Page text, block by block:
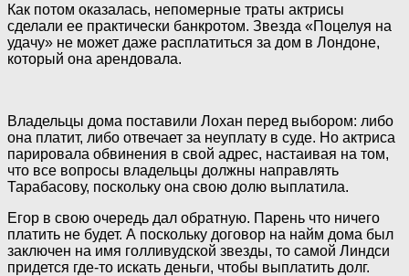
Как потом оказалась, непомерные траты актрисы
сделали ее практически банкротом. Звезда «Поцелуя на
удачу» не может даже расплатиться за дом в Лондоне,
который она арендовала.
Владельцы дома поставили Лохан перед выбором: либо
она платит, либо отвечает за неуплату в суде. Но актриса
парировала обвинения в свой адрес, настаивая на том,
что все вопросы владельцы должны направлять
Тарабасову, поскольку она свою долю выплатила.
Егор в свою очередь дал обратную. Парень что ничего
платить не будет. А поскольку договор на найм дома был
заключен на имя голливудской звезды, то самой Линдси
придется где-то искать деньги, чтобы выплатить долг.